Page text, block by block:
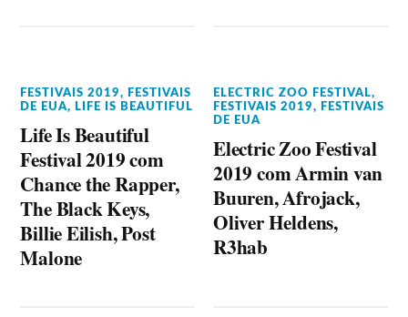
FESTIVAIS 2019,
FESTIVAIS
DE EUA, LIFE IS BEAUTIFUL
Life Is Beautiful
Festival 2019 com
Chance the Rapper,
The Black Keys,
Billie Eilish, Post
Malone
ELECTRIC ZOO FESTIVAL,
FESTIVAIS 2019,
FESTIVAIS
DE EUA
Electric Zoo Festival
2019 com Armin van
Buuren, Afrojack,
Oliver Heldens,
R3hab